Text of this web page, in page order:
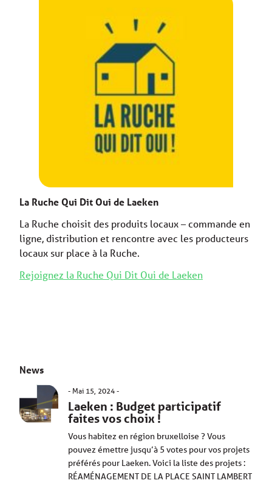
La Ruche Qui Dit Oui de Laeken
La Ruche choisit des produits locaux – commande en
ligne, distribution et rencontre avec les producteurs
locaux sur place à la Ruche.
Rejoignez la Ruche Qui Dit Oui de Laeken
News
Mai 15, 2024
Laeken : Budget participatif
faites vos choix !
Vous habitez en région bruxelloise ? Vous
pouvez émettre jusqu’à 5 votes pour vos projets
préférés pour Laeken. Voici la liste des projets :
RÉAMÉNAGEMENT DE LA PLACE SAINT LAMBERT